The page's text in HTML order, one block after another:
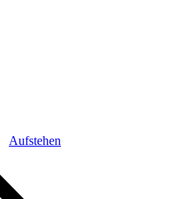
Aufstehen